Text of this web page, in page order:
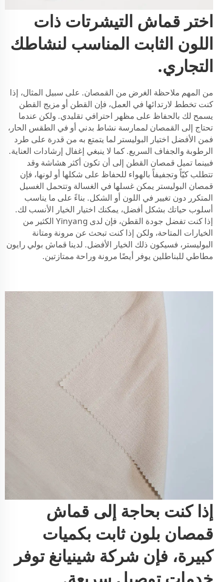
اختر قماش التيشرتات ذات
اللون الثابت المناسب لنشاطك
التجاري.
من المهم ملاحظة الغرض من القمصان. على سبيل المثال، إذا
كنت تخطط لارتدائها في العمل، فإن القطن أو مزيج القطن
يسمح لك بالحفاظ على مظهر احترافي تقليدي. ولكن عندما
تحتاج إلى القمصان لممارسة نشاط بدني أو في الطقس الحار،
فمن الأفضل اختيار البوليستر لما يتمتع به من قدرة على طرد
الرطوبة والجفاف السريع. كما لا ينبغي إغفال إرشادات العناية.
فبينما تميل قمصان القطن إلى أن تكون أكثر هشاشة وقد
تتطلب كيّاً وتجفيفاً بالهواء للحفاظ على شكلها أو لونها، فإن
قمصان البوليستر يمكن غسلها في الغسالة وتتحمل الغسيل
المتكرر دون تغيير في اللون أو الشكل. بناءً على ما يناسب
أسلوب حياتك بشكل أفضل، يمكنك اختيار الخيار الأنسب لك.
إذا كنت تفضل جودة القطن، فإن لدى Yinyang الكثير من
الخيارات المتاحة، ولكن إذا كنت تبحث عن مرونة ومتانة
البوليستر، فسيكون ذلك الخيار الأفضل. لدينا قماش بولي رايون
مطاطي للبناطلين يوفر أيضًا مرونة وراحة ممتازتين.
إذا كنت بحاجة إلى قماش
قمصان بلون ثابت بكميات
كبيرة، فإن شركة شينيانغ توفر